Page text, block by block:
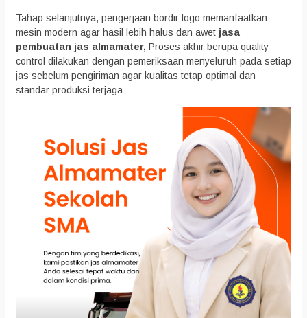
Tahap selanjutnya, pengerjaan bordir logo memanfaatkan
mesin modern agar hasil lebih halus dan awet jasa
pembuatan jas almamater, Proses akhir berupa quality
control dilakukan dengan pemeriksaan menyeluruh pada setiap
jas sebelum pengiriman agar kualitas tetap optimal dan
standar produksi terjaga